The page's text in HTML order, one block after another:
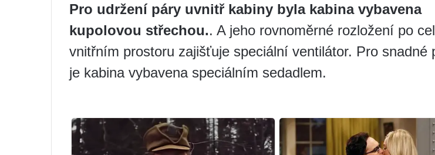
Pro udržení páry uvnitř kabiny byla kabina vybavena
kupolovou střechou.. A jeho rovnoměrné rozložení po
vnitřním prostoru zajišťuje speciální ventilátor. Pro snadné
je kabina vybavena speciálním sedadlem.